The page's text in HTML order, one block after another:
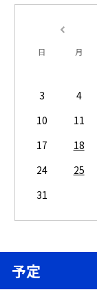
日 月
3
4
10
11
17
18
24
25
31
予定